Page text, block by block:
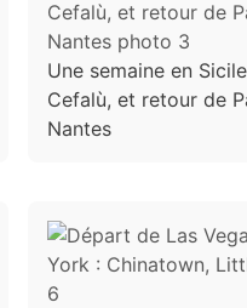
Une semaine en
Cefalù, et retour de
Nantes